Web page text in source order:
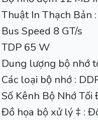
Thuật In Thạch Bản
Bus Speed 8 GT/s
TDP 65 W
Dung lượng bộ nhớ
Các loại bộ nhớ :
Số Kênh Bộ Nhớ Tối
Đồ họa bộ xử lý ‡ :